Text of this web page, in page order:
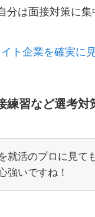
分は面接対策に集
ト企業を確実に
練習など選考対
就活のプロに見て
強いですね！